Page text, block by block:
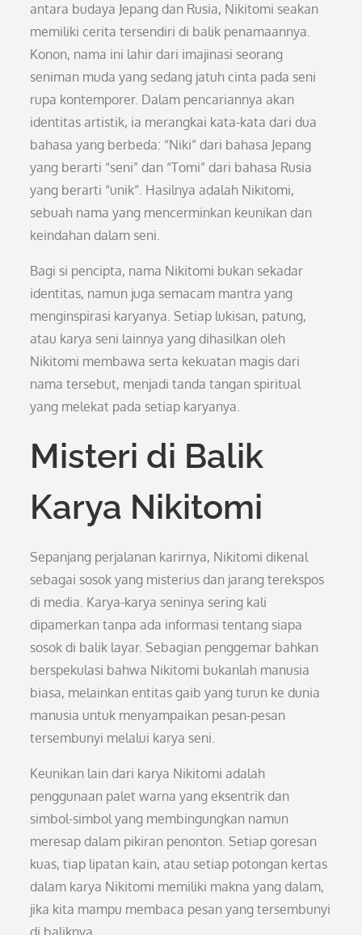
antara budaya Jepang dan Rusia, Nikitomi seakan
memiliki cerita tersendiri di balik penamaannya.
Konon, nama ini lahir dari imajinasi seorang
seniman muda yang sedang jatuh cinta pada seni
rupa kontemporer. Dalam pencariannya akan
identitas artistik, ia merangkai kata-kata dari dua
bahasa yang berbeda: “Niki” dari bahasa Jepang
yang berarti “seni” dan “Tomi” dari bahasa Rusia
yang berarti “unik”. Hasilnya adalah Nikitomi,
sebuah nama yang mencerminkan keunikan dan
keindahan dalam seni.
Bagi si pencipta, nama Nikitomi bukan sekadar
identitas, namun juga semacam mantra yang
menginspirasi karyanya. Setiap lukisan, patung,
atau karya seni lainnya yang dihasilkan oleh
Nikitomi membawa serta kekuatan magis dari
nama tersebut, menjadi tanda tangan spiritual
yang melekat pada setiap karyanya.
Misteri di Balik
Karya Nikitomi
Sepanjang perjalanan karirnya, Nikitomi dikenal
sebagai sosok yang misterius dan jarang terekspos
di media. Karya-karya seninya sering kali
dipamerkan tanpa ada informasi tentang siapa
sosok di balik layar. Sebagian penggemar bahkan
berspekulasi bahwa Nikitomi bukanlah manusia
biasa, melainkan entitas gaib yang turun ke dunia
manusia untuk menyampaikan pesan-pesan
tersembunyi melalui karya seni.
Keunikan lain dari karya Nikitomi adalah
penggunaan palet warna yang eksentrik dan
simbol-simbol yang membingungkan namun
meresap dalam pikiran penonton. Setiap goresan
kuas, tiap lipatan kain, atau setiap potongan kertas
dalam karya Nikitomi memiliki makna yang dalam,
jika kita mampu membaca pesan yang tersembunyi
di baliknya.